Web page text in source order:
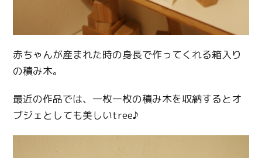
赤ちゃんが産まれた時の身長で作ってくれる箱入り
の積み木。
最近の作品では、一枚一枚の積み木を収納するとオ
ブジェとしても美しいtree♪